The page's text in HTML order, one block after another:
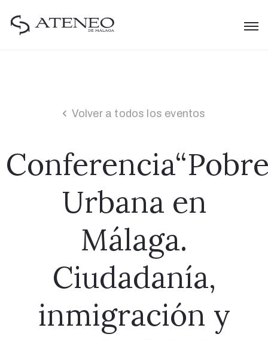
Volver a todos los eventos
Urbana en
Málaga.
Ciudadanía,
inmigración y